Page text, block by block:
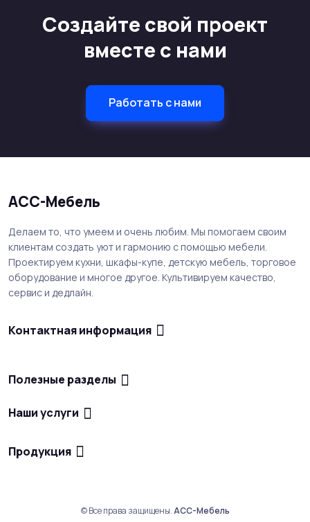
Создайте свой проект
вместе с нами
Работать с нами
АСС-Мебель
Делаем то, что умеем и очень любим. Мы помогаем своим
клиентам создать уют и гармонию с помощью мебели.
Проектируем кухни, шкафы-купе, детскую мебель, торговое
оборудование и многое другое. Культивируем качество,
сервис и дедлайн.
Контактная информация
Полезные разделы
Наши услуги
Продукция
© Все права защищены.АСС-Мебель